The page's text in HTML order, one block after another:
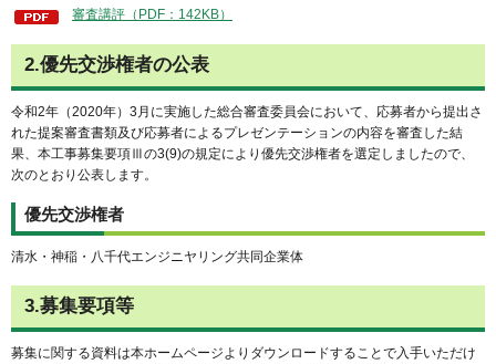
審査講評（PDF：142KB）
2.優先交渉権者の公表
令和2年（2020年）3月に実施した総合審査委員会において、応募者から提出さ
れた提案審査書類及び応募者によるプレゼンテーションの内容を審査した結
果、本工事募集要項Ⅲの3(9)の規定により優先交渉権者を選定しましたので、
次のとおり公表します。
優先交渉権者
清水・神稲・八千代エンジニヤリング共同企業体
3.募集要項等
募集に関する資料は本ホームページよりダウンロードすることで入手いただけ